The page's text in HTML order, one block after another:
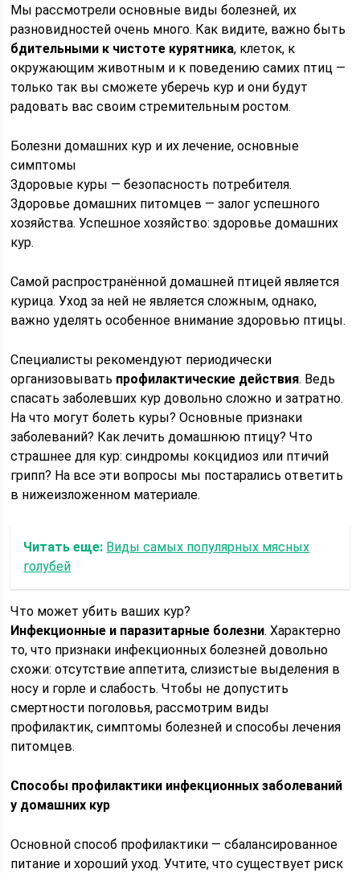
Мы рассмотрели основные виды болезней, их
разновидностей очень много. Как видите, важно быть
бдительными к чистоте курятника, клеток, к
окружающим животным и к поведению самих птиц —
только так вы сможете уберечь кур и они будут
радовать вас своим стремительным ростом.
Болезни домашних кур и их лечение, основные
симптомы
Здоровые куры — безопасность потребителя.
Здоровье домашних питомцев — залог успешного
хозяйства. Успешное хозяйство: здоровье домашних
кур.
Самой распространённой домашней птицей является
курица. Уход за ней не является сложным, однако,
важно уделять особенное внимание здоровью птицы.
Специалисты рекомендуют периодически
организовывать профилактические действия. Ведь
спасать заболевших кур довольно сложно и затратно.
На что могут болеть куры? Основные признаки
заболеваний? Как лечить домашнюю птицу? Что
страшнее для кур: синдромы кокцидиоз или птичий
грипп? На все эти вопросы мы постарались ответить
в нижеизложенном материале.
Читать еще: Виды самых популярных мясных
голубей
Что может убить ваших кур?
Инфекционные и паразитарные болезни. Характерно
то, что признаки инфекционных болезней довольно
схожи: отсутствие аппетита, слизистые выделения в
носу и горле и слабость. Чтобы не допустить
смертности поголовья, рассмотрим виды
профилактик, симптомы болезней и способы лечения
питомцев.
Способы профилактики инфекционных заболеваний
у домашних кур
Основной способ профилактики — сбалансированное
питание и хороший уход. Учтите, что существует риск